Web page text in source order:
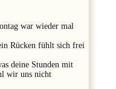
war wieder mal
Rücken fühlt sich frei
deine Stunden mit
wir uns nicht